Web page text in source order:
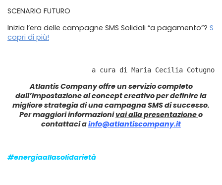
SCENARIO FUTURO
Inizia l’era delle campagne SMS Solidali “a pagamento”? S
copri di più!
a cura di Maria Cecilia Cotugno
Atlantis Company offre un servizio completo
dall’impostazione al concept creativo per definire la
migliore strategia di una campagna SMS di successo.
Per maggiori informazionivai alla presentazioneo
contattaci ainfo@atlantiscompany.it
#energiaallasolidarietà